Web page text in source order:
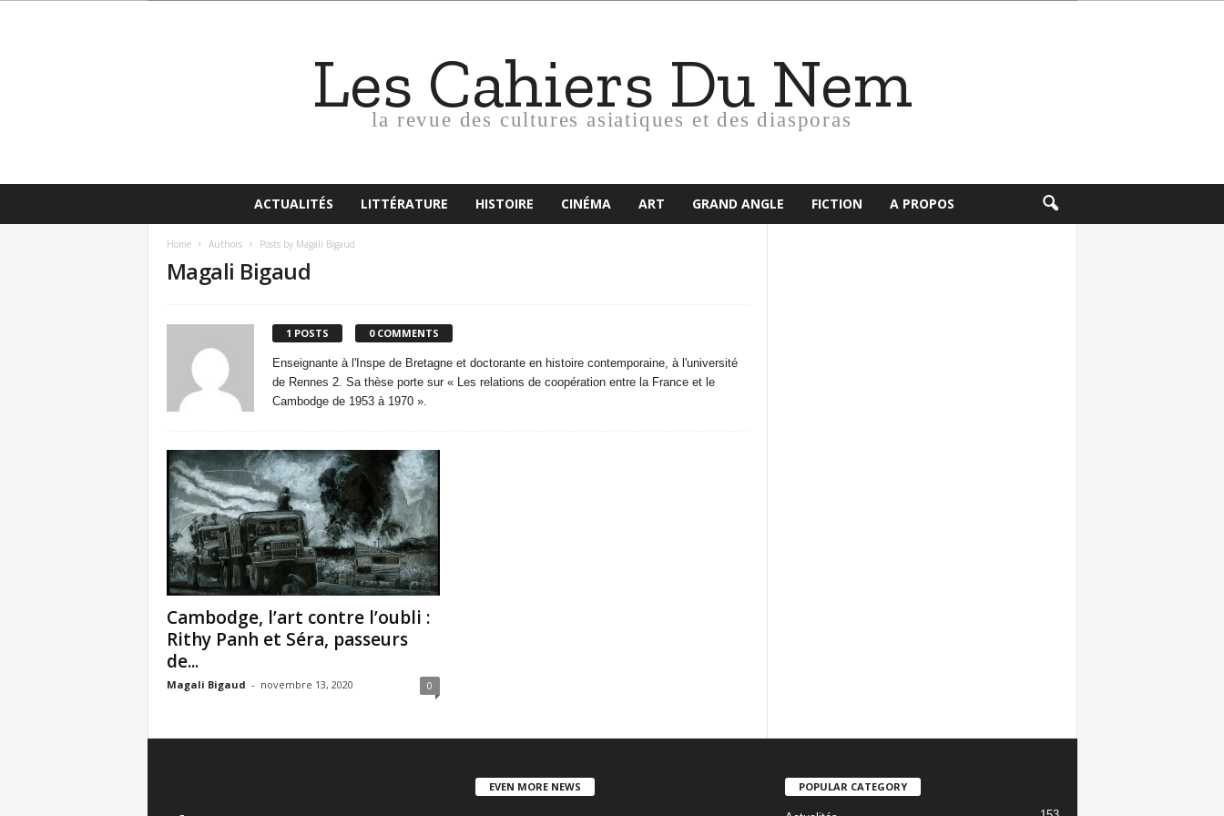
Les Cahiers Du Nem
la revue des cultures asiatiques et des diasporas
ACTUALITÉS LITTÉRATURE HISTOIRE CINÉMA ART GRAND ANGLE FICTION A PROPOS
Home Authors Posts by Magali Bigaud
Magali Bigaud
1 POSTS 0 COMMENTS
Enseignante à l'Inspe de Bretagne et doctorante en histoire contemporaine, à l'université
de Rennes 2. Sa thèse porte sur « Les relations de coopération entre la France et le
Cambodge de 1953 à 1970 ».
Cambodge, l’art contre l’oubli :
Rithy Panh et Séra, passeurs
de...
Magali Bigaud - novembre 13, 2020 0
EVEN MORE NEWS POPULAR CATEGORY